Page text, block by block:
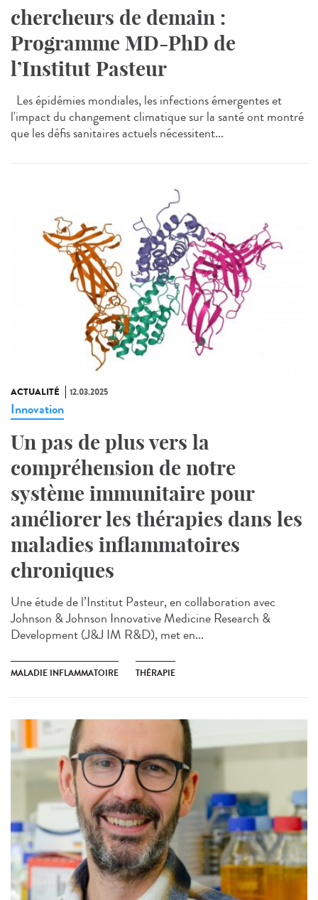
chercheurs de demain :
Programme MD-PhD de
l’Institut Pasteur
Les épidémies mondiales, les infections émergentes et
l'impact du changement climatique sur la santé ont montré
que les défis sanitaires actuels nécessitent...
ACTUALITÉ 12.03.2025
Innovation
Un pas de plus vers la
compréhension de notre
système immunitaire pour
améliorer les thérapies dans les
maladies inflammatoires
chroniques
Une étude de l’Institut Pasteur, en collaboration avec
Johnson & Johnson Innovative Medicine Research &
Development (J&J IM R&D), met en...
MALADIE INFLAMMATOIRE THÉRAPIE